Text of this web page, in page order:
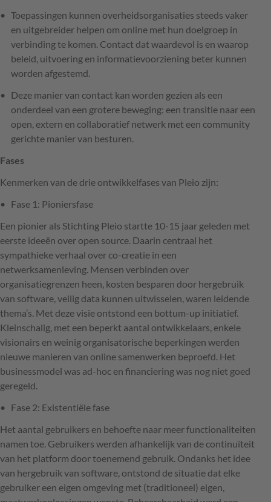
Toepassingen kunnen overheidsorganisaties steeds vaker
en uitgebreider helpen om online met hun doelgroep in
verbinding te komen. Contact dat waardevol is en waarop
beleid, uitvoering en informatievoorziening beter kunnen
worden afgestemd.
Deze manier van contact kan worden gezien als een
onderdeel van een grotere beweging: een transitie naar een
open, extern en collaboratief netwerk met een community
gerichte manier van besturen.
Fases
Kenmerken van de drie ontwikkelfases van Pleio zijn:
Fase 1: Pioniersfase
Een pionier als Stichting Pleio startte 10-15 jaar geleden met
eerste ideeën over open source. Daarin centraal het
sympathieke verhaal over co-creatie in een
netwerksamenleving. Mensen verbinden over
organisatiegrenzen heen, kosten besparen door hergebruik
van software, veilig data kunnen uitwisselen, waren leidende
thema’s. Met deze visie ontstond een bottum-up initiatief.
Kleinschalig, met een beperkt aantal ontwikkelaars, enkele
visionairs en weinig organisatorische beperkingen werden
nieuwe manieren van online samenwerken beproefd. Het
businessmodel was ad-hoc en financiering was nog niet goed
geregeld.
Fase 2: Existentiële fase
Het aantal gebruikers en behoefte naar meer functionaliteiten
namen toe. Gebruikers werden afhankelijk van de continuïteit
van het platform door toenemend gebruik. Ondanks het idee
van hergebruik van software, ontstond de situatie dat elke
gebruiker een eigen omgeving met (traditioneel) eigen,